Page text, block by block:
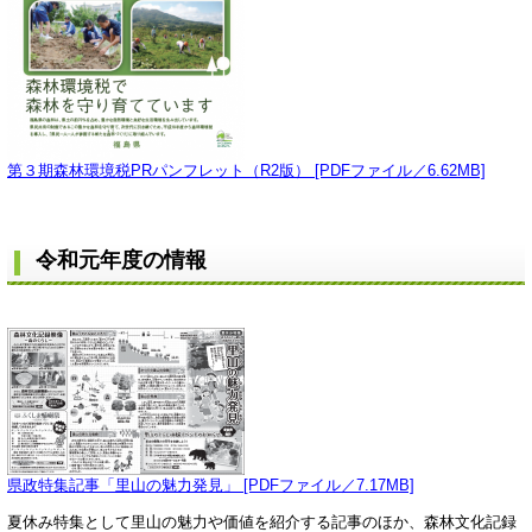
第３期森林環境税PRパンフレット（R2版） [PDFファイル／6.62MB]
令和元年度の情報
県政特集記事「里山の魅力発見」 [PDFファイル／7.17MB]
夏休み特集として里山の魅力や価値を紹介する記事のほか、森林文化記録